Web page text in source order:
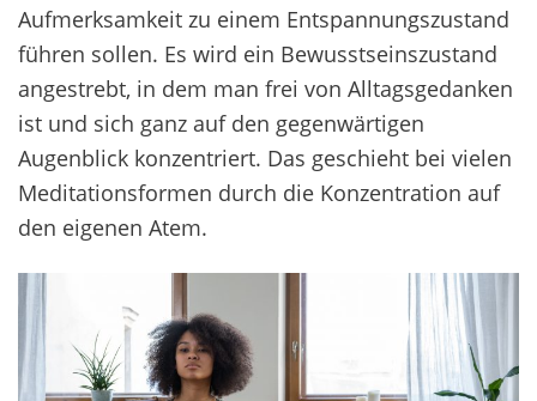
Aufmerksamkeit zu einem Entspannungszustand
führen sollen. Es wird ein Bewusstseinszustand
angestrebt, in dem man frei von Alltagsgedanken
ist und sich ganz auf den gegenwärtigen
Augenblick konzentriert. Das geschieht bei vielen
Meditationsformen durch die Konzentration auf
den eigenen Atem.